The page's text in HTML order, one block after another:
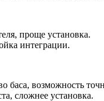
проще установка.
интеграции.
баса, возможность
сложнее установка.